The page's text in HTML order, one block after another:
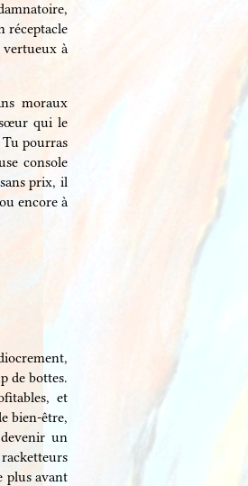
réceptacle
vertueux à
moraux
sœur qui le
pourras
console
prix, il
encore à
de bottes.
et
bien-être,
un
plus avant